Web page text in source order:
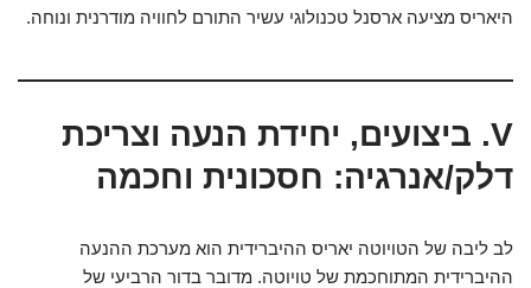
היאריס מציעה ארסנל טכנולוגי עשיר התורם לחוויה מודרנית ונוחה.
V. ביצועים, יחידת הנעה וצריכת
דלק/אנרגיה: חסכונית וחכמה
לב ליבה של הטויוטה יאריס ההיברידית הוא מערכת ההנעה
ההיברידית המתוחכמת של טויוטה. מדובר בדור הרביעי של